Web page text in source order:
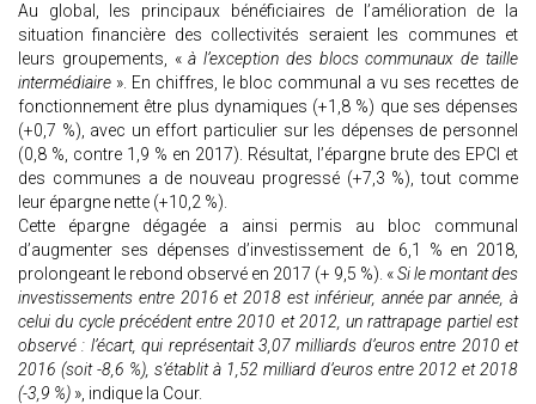
Au global, les principaux bénéficiaires de l’amélioration de la
situation financière des collectivités seraient les communes et
leurs groupements, «à l’exception des blocs communaux de taille
intermédiaire ». En chiffres, le bloc communal a vu ses recettes de
fonctionnement être plus dynamiques (+1,8 %) que ses dépenses
(+0,7 %), avec un effort particulier sur les dépenses de personnel
(0,8 %, contre 1,9 % en 2017). Résultat, l’épargne brute des EPCI et
des communes a de nouveau progressé (+7,3 %), tout comme
leur épargne nette (+10,2 %).
Cette épargne dégagée a ainsi permis au bloc communal
d’augmenter ses dépenses d’investissement de 6,1 % en 2018,
prolongeant le rebond observé en 2017 (+ 9,5 %). «Si le montant des
investissements entre 2016 et 2018 est inférieur, année par année, à
celui du cycle précédent entre 2010 et 2012, un rattrapage partiel est
observé : l’écart, qui représentait 3,07 milliards d’euros entre 2010 et
2016 (soit -8,6 %), s’établit à 1,52 milliard d’euros entre 2012 et 2018
(-3,9 %) », indique la Cour.